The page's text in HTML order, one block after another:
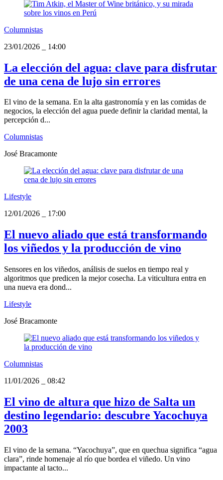
Columnistas
23/01/2026
14:00
La elección del agua: clave para disfrutar
de una cena de lujo sin errores
El vino de la semana. En la alta gastronomía y en las comidas de
negocios, la elección del agua puede definir la claridad mental, la
percepción d...
Columnistas
José Bracamonte
Lifestyle
12/01/2026
17:00
El nuevo aliado que está transformando
los viñedos y la producción de vino
Sensores en los viñedos, análisis de suelos en tiempo real y
algoritmos que predicen la mejor cosecha. La viticultura entra en
una nueva era dond...
Lifestyle
José Bracamonte
Columnistas
11/01/2026
08:42
El vino de altura que hizo de Salta un
destino legendario: descubre Yacochuya
2003
El vino de la semana. “Yacochuya”, que en quechua significa “agua
clara”, rinde homenaje al río que bordea el viñedo. Un vino
impactante al tacto...